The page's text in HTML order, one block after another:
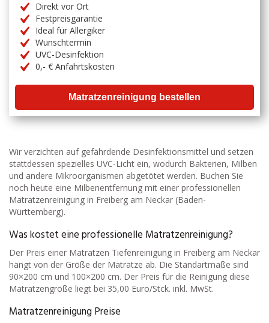
Direkt vor Ort
Festpreisgarantie
Ideal für Allergiker
Wunschtermin
UVC-Desinfektion
0,- € Anfahrtskosten
Matratzenreinigung bestellen
Wir verzichten auf gefährdende Desinfektionsmittel und setzen
stattdessen spezielles UVC-Licht ein, wodurch Bakterien, Milben
und andere Mikroorganismen abgetötet werden. Buchen Sie
noch heute eine Milbenentfernung mit einer professionellen
Matratzenreinigung in Freiberg am Neckar (Baden-
Württemberg).
Was kostet eine professionelle Matratzenreinigung?
Der Preis einer Matratzen Tiefenreinigung in Freiberg am Neckar
hängt von der Größe der Matratze ab. Die Standartmaße sind
90×200 cm und 100×200 cm. Der Preis für die Reinigung diese
Matratzengröße liegt bei 35,00 Euro/Stck. inkl. MwSt.
Matratzenreinigung Preise